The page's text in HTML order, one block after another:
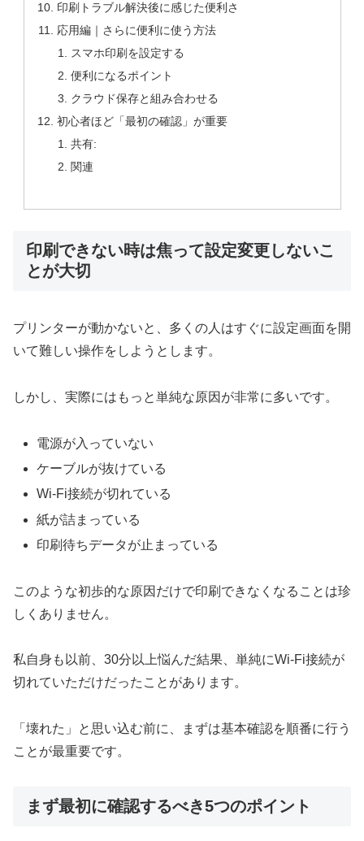
印刷トラブル解決後に感じた便利さ
応用編｜さらに便利に使う方法
スマホ印刷を設定する
便利になるポイント
クラウド保存と組み合わせる
初心者ほど「最初の確認」が重要
共有:
関連
印刷できない時は焦って設定変更しないこ
とが大切
プリンターが動かないと、多くの人はすぐに設定画面を開
いて難しい操作をしようとします。
しかし、実際にはもっと単純な原因が非常に多いです。
電源が入っていない
ケーブルが抜けている
Wi-Fi接続が切れている
紙が詰まっている
印刷待ちデータが止まっている
このような初歩的な原因だけで印刷できなくなることは珍
しくありません。
私自身も以前、30分以上悩んだ結果、単純にWi-Fi接続が
切れていただけだったことがあります。
「壊れた」と思い込む前に、まずは基本確認を順番に行う
ことが最重要です。
まず最初に確認するべき5つのポイント